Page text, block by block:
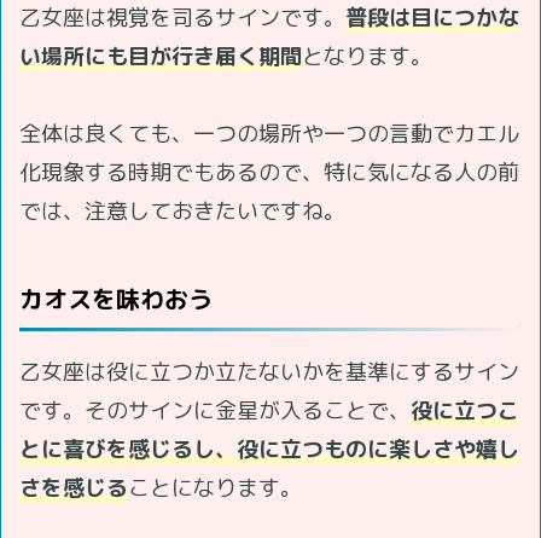
乙女座は視覚を司るサインです。 普段は目につかな
い場所にも目が行き届く期間となります。
全体は良くても、一つの場所や一つの言動でカエル
化現象する時期でもあるので、特に気になる人の前
では、注意しておきたいですね。
カオスを味わおう
乙女座は役に立つか立たないかを基準にするサイン
です。そのサインに金星が入ることで、 役に立つこ
とに喜びを感じるし、役に立つものに楽しさや嬉し
さを感じることになります。